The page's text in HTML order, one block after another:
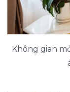
Không gian